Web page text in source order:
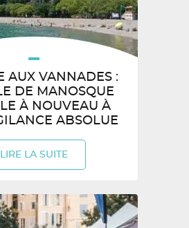
AUX VANNADES :
DE MANOSQUE
À NOUVEAU À
ABSOLUE
LIRE LA SUITE